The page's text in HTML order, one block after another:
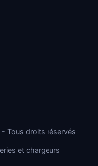
Tous droits réservés
et chargeurs